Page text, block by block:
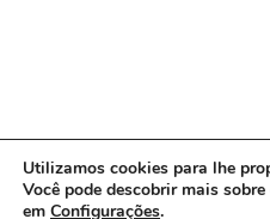
Utilizamos cookies para lhe
Você pode descobrir mais
em Configurações.